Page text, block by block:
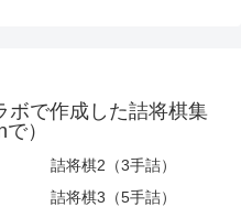
ボで作成した詰将棋集
）
詰将棋2（3手詰）
詰将棋3（5手詰）